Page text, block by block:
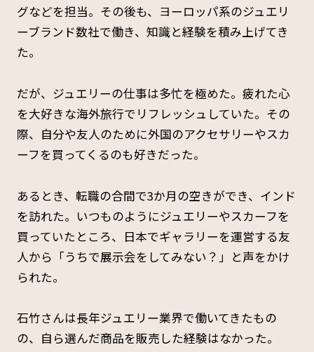
グなどを担当。その後も、ヨーロッパ系のジュエリ
ーブランド数社で働き、知識と経験を積み上げてき
た。
だが、ジュエリーの仕事は多忙を極めた。疲れた心
を大好きな海外旅行でリフレッシュしていた。その
際、自分や友人のために外国のアクセサリーやスカ
ーフを買ってくるのも好きだった。
あるとき、転職の合間で3か月の空きができ、インド
を訪れた。いつものようにジュエリーやスカーフを
買っていたところ、日本でギャラリーを運営する友
人から「うちで展示会をしてみない？」と声をかけ
られた。
石竹さんは長年ジュエリー業界で働いてきたもの
の、自ら選んだ商品を販売した経験はなかった。